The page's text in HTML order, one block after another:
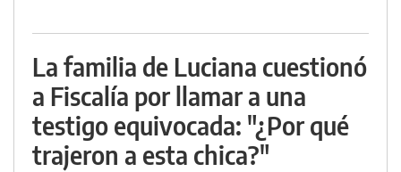
La familia de Luciana cuestionó
a Fiscalía por llamar a una
testigo equivocada: "¿Por qué
trajeron a esta chica?"